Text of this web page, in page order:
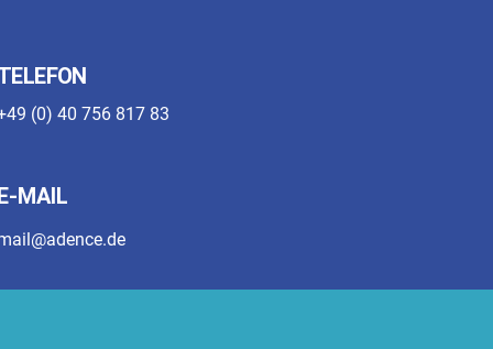
(0) 40 756 817 83
MAIL